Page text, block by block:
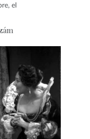
el